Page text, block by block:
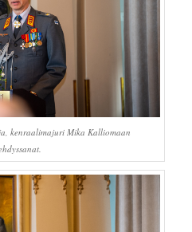
kenraalimajuri Mika Kalliomaan